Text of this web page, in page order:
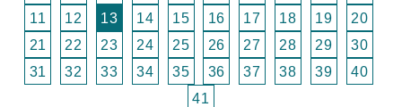
11
12 13 14 15 16 17 18 19
20
21
22 23 24 25 26 27 28 29
30
31
32 33 34 35 36 37 38 39
40
41